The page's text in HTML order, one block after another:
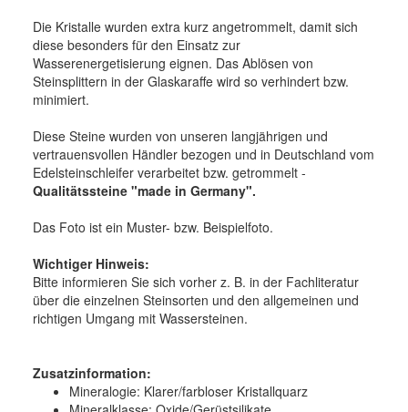
Die Kristalle wurden extra kurz angetrommelt, damit sich
diese besonders für den Einsatz zur
Wasserenergetisierung eignen. Das Ablösen von
Steinsplittern in der Glaskaraffe wird so verhindert bzw.
minimiert.
Diese Steine wurden von unseren langjährigen und
vertrauensvollen Händler bezogen und in Deutschland vom
Edelsteinschleifer verarbeitet bzw. getrommelt -
Qualitätssteine "made in Germany".
Das Foto ist ein Muster- bzw. Beispielfoto.
Wichtiger Hinweis:
Bitte informieren Sie sich vorher z. B. in der Fachliteratur
über die einzelnen Steinsorten und den allgemeinen und
richtigen Umgang mit Wassersteinen.
Zusatzinformation:
Mineralogie: Klarer/farbloser Kristallquarz